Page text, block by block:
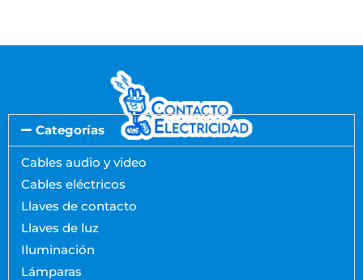
Categorías
Cables audio y video
Cables eléctricos
Llaves de contacto
Llaves de luz
Iluminación
Lámparas